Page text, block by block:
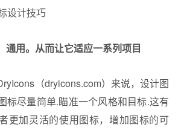
通用。从而让它适应一系列项目
（dryicons.com）来说，设计图
标尽量简单.瞄准一个风格和目标.这有
更加灵活的使用图标，增加图标的可